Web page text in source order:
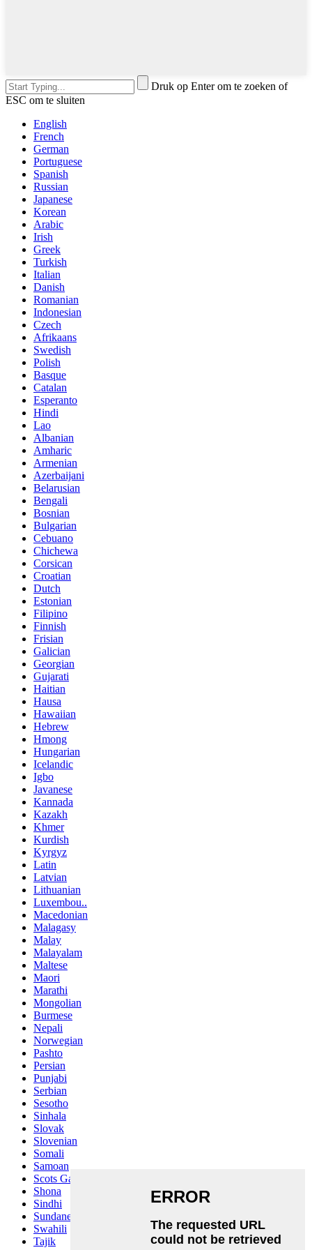
Druk op Enter om te zoeken of
ESC om te sluiten
English
French
German
Portuguese
Spanish
Russian
Japanese
Korean
Arabic
Irish
Greek
Turkish
Italian
Danish
Romanian
Indonesian
Czech
Afrikaans
Swedish
Polish
Basque
Catalan
Esperanto
Hindi
Lao
Albanian
Amharic
Armenian
Azerbaijani
Belarusian
Bengali
Bosnian
Bulgarian
Cebuano
Chichewa
Corsican
Croatian
Dutch
Estonian
Filipino
Finnish
Frisian
Galician
Georgian
Gujarati
Haitian
Hausa
Hawaiian
Hebrew
Hmong
Hungarian
Icelandic
Igbo
Javanese
Kannada
Kazakh
Khmer
Kurdish
Kyrgyz
Latin
Latvian
Lithuanian
Luxembou..
Macedonian
Malagasy
Malay
Malayalam
Maltese
Maori
Marathi
Mongolian
Burmese
Nepali
Norwegian
Pashto
Persian
Punjabi
Serbian
Sesotho
Sinhala
Slovak
Slovenian
Somali
Samoan
Scots Gaelic
Shona
Sindhi
Sundanese
Swahili
Tajik